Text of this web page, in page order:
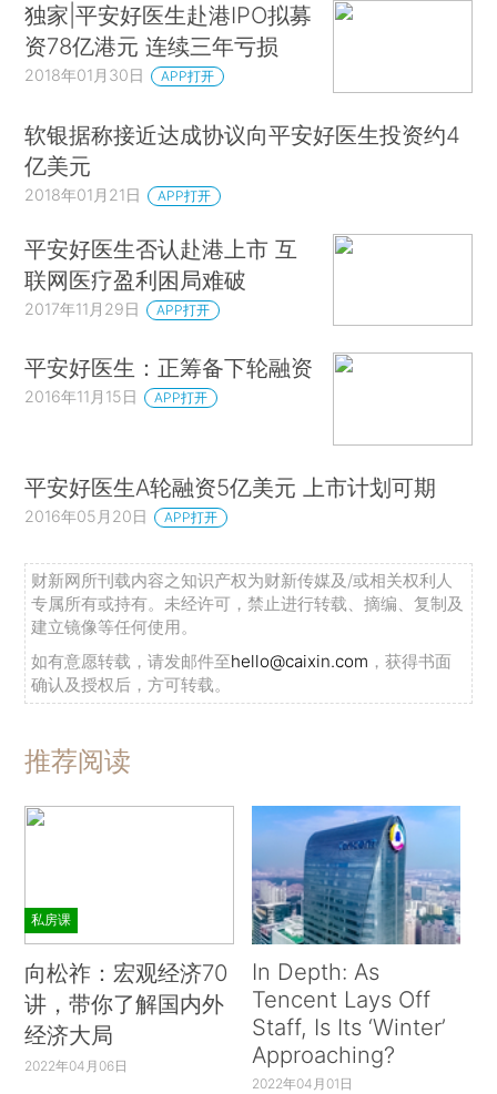
独家|平安好医生赴港IPO拟募
资78亿港元 连续三年亏损
2018年01月30日 APP打开
软银据称接近达成协议向平安好医生投资约4
亿美元
2018年01月21日 APP打开
平安好医生否认赴港上市 互
联网医疗盈利困局难破
2017年11月29日 APP打开
平安好医生：正筹备下轮融资
2016年11月15日 APP打开
平安好医生A轮融资5亿美元 上市计划可期
2016年05月20日 APP打开
财新网所刊载内容之知识产权为财新传媒及/或相关权利人
专属所有或持有。未经许可，禁止进行转载、摘编、复制及
建立镜像等任何使用。
如有意愿转载，请发邮件至hello@caixin.com ，获得书面
确认及授权后，方可转载。
推荐阅读
私房课
向松祚：宏观经济70
讲，带你了解国内外
经济大局
2022年04月06日
In Depth: As
Tencent Lays Off
Staff, Is Its ‘Winter’
Approaching?
2022年04月01日